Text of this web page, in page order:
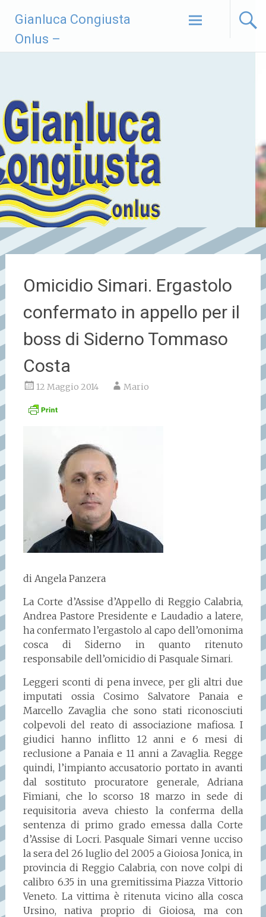
contenuto
Gianluca Congiusta
Onlus –
Omicidio Simari. Ergastolo
confermato in appello per il
boss di Siderno Tommaso
Costa
12 Maggio 2014 Mario
di Angela Panzera
La Corte d’Assise d’Appello di Reggio Calabria,
Andrea Pastore Presidente e Laudadio a latere,
ha confermato l’ergastolo al capo dell’omonima
cosca di Siderno in quanto ritenuto
responsabile dell’omicidio di Pasquale Simari.
Leggeri sconti di pena invece, per gli altri due
imputati ossia Cosimo Salvatore Panaia e
Marcello Zavaglia che sono stati riconosciuti
colpevoli del reato di associazione mafiosa. I
giudici hanno inflitto 12 anni e 6 mesi di
reclusione a Panaia e 11 anni a Zavaglia. Regge
quindi, l’impianto accusatorio portato in avanti
dal sostituto procuratore generale, Adriana
Fimiani, che lo scorso 18 marzo in sede di
requisitoria aveva chiesto la conferma della
sentenza di primo grado emessa dalla Corte
d’Assise di Locri. Pasquale Simari venne ucciso
la sera del 26 luglio del 2005 a Gioiosa Jonica, in
provincia di Reggio Calabria, con nove colpi di
calibro 6.35 in una gremitissima Piazza Vittorio
Veneto. La vittima è ritenuta vicino alla cosca
Ursino, nativa proprio di Gioiosa, ma con